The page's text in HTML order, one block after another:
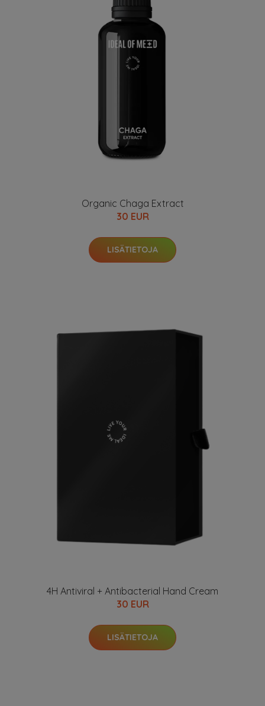
Organic Chaga Extract
30 EUR
LISÄTIETOJA
4H Antiviral + Antibacterial Hand Cream
30 EUR
LISÄTIETOJA